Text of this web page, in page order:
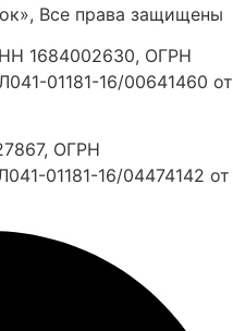
Все права защищены
1684002630, ОГРН
01181-16/00641460 от
ОГРН
01181-16/04474142 от